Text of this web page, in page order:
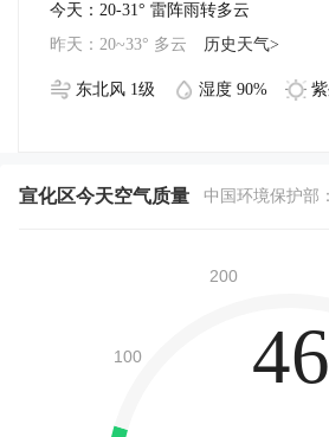
今天：20-31° 雷阵雨转多云
昨天：20~33° 多云
历史天气>
东北风 1级 湿度 90%
宣化区今天空气质量 中国环境保护部：
46